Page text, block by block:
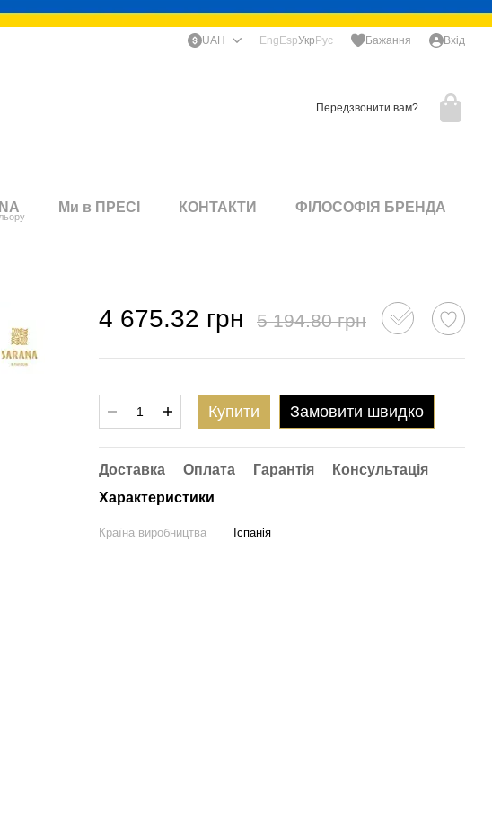
UAH Eng EspУкр Рус Бажання Вхід
Передзвонити вам?
Ми в ПРЕСІ КОНТАКТИ ФІЛОСОФІЯ БРЕНДА
4 675.32 грн 5 194.80 грн
Купити Замовити швидко
Доставка Оплата Гарантія
Консультація
Характеристики
Країна виробництва Іспанія